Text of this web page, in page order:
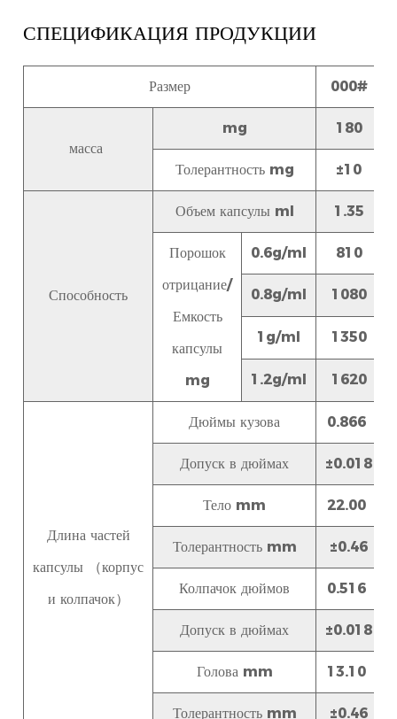
СПЕЦИФИКАЦИЯ ПРОДУКЦИИ
Размер 000#
масса
mg 180
Толерантность mg ±10
Способность
Объем капсулы ml 1.35
Порошок
отрицание/
Емкость
капсулы
mg
0.6g/ml 810
0.8g/ml 1080
1g/ml 1350
1.2g/ml 1620
Длина частей
капсулы
（корпус
и колпачок）
Дюймы кузова 0.866
Допуск в дюймах ±0.018
Тело mm 22.00
Толерантность mm ±0.46
Колпачок дюймов 0.516
Допуск в дюймах ±0.018
Голова mm 13.10
Толерантность mm ±0.46